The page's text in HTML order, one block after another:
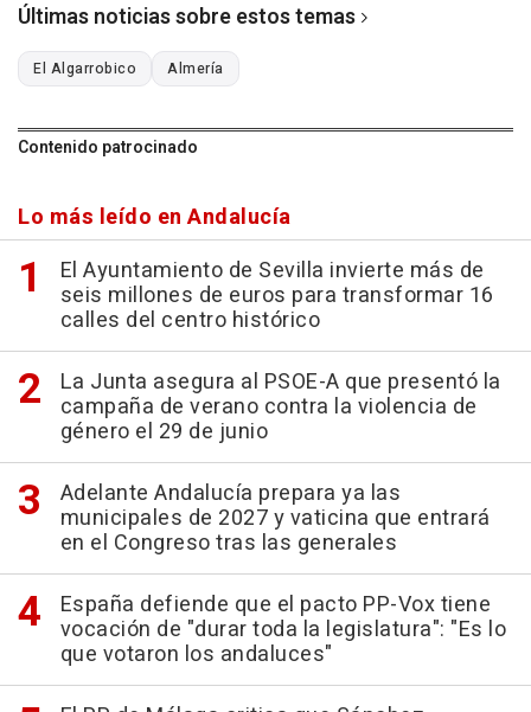
Últimas noticias sobre estos temas
El Algarrobico Almería
Contenido patrocinado
Lo más leído en Andalucía
El Ayuntamiento de Sevilla invierte más de
seis millones de euros para transformar 16
calles del centro histórico
La Junta asegura al PSOE-A que presentó la
campaña de verano contra la violencia de
género el 29 de junio
Adelante Andalucía prepara ya las
municipales de 2027 y vaticina que entrará
en el Congreso tras las generales
España defiende que el pacto PP-Vox tiene
vocación de "durar toda la legislatura": "Es lo
que votaron los andaluces"